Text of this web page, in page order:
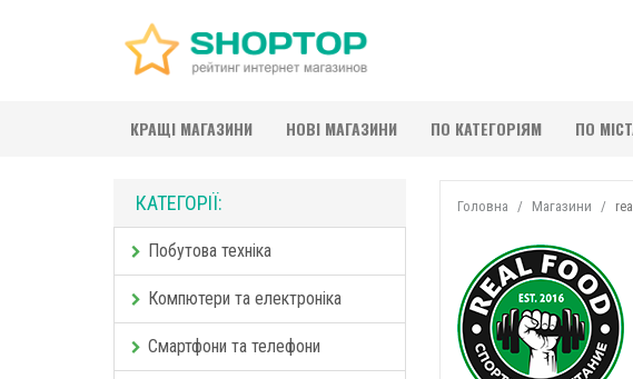
КРАЩІ МАГАЗИНИ НОВІ МАГАЗИНИ ПО КАТЕГОРІЯМ ПО
КАТЕГОРІЇ:
Побутова техніка
Компютери та електроніка
Смартфони та телефони
Головна Магазини